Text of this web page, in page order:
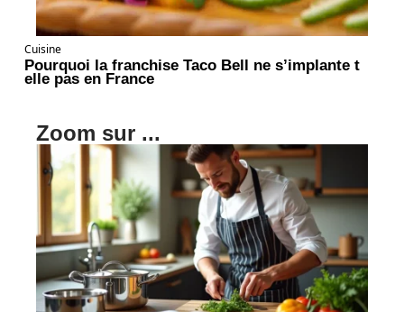
Cuisine
Pourquoi la franchise Taco Bell ne s’implante t
elle pas en France
Zoom sur ...